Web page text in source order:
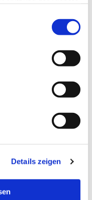
Details zeigen
auch